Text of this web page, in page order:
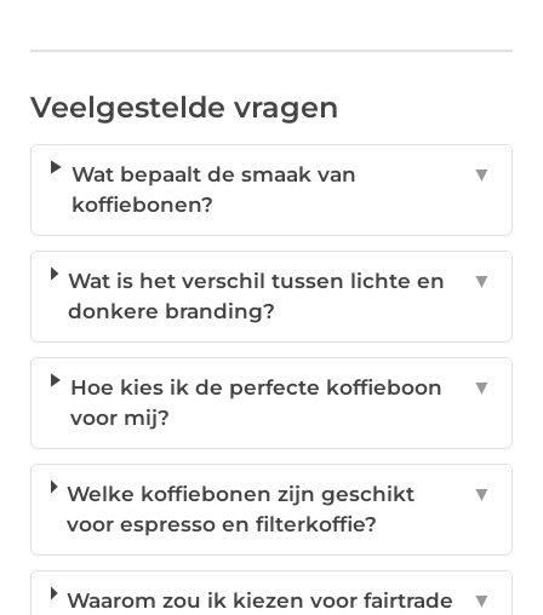
Veelgestelde vragen
Wat bepaalt de smaak van
koffiebonen?
▼
Wat is het verschil tussen lichte en
donkere branding?
▼
Hoe kies ik de perfecte koffieboon
voor mij?
▼
Welke koffiebonen zijn geschikt
voor espresso en filterkoffie?
▼
Waarom zou ik kiezen voor fairtrade
▼